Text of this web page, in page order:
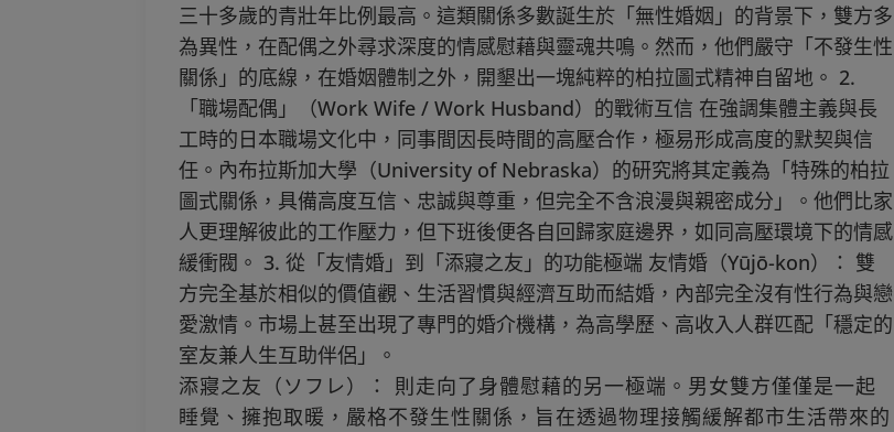
三十多歲的青壯年比例最高。這類關係多數誕生於「無性婚姻」的背景下，雙方多
為異性，在配偶之外尋求深度的情感慰藉與靈魂共鳴。然而，他們嚴守「不發生性
關係」的底線，在婚姻體制之外，開墾出一塊純粹的柏拉圖式精神自留地。 2.
「職場配偶」（Work Wife / Work Husband）的戰術互信 在強調集體主義與長
工時的日本職場文化中，同事間因長時間的高壓合作，極易形成高度的默契與信
任。內布拉斯加大學（University of Nebraska）的研究將其定義為「特殊的柏拉
圖式關係，具備高度互信、忠誠與尊重，但完全不含浪漫與親密成分」。他們比家
人更理解彼此的工作壓力，但下班後便各自回歸家庭邊界，如同高壓環境下的情感
緩衝閥。 3. 從「友情婚」到「添寢之友」的功能極端 友情婚（Yūjō-kon）： 雙
方完全基於相似的價值觀、生活習慣與經濟互助而結婚，內部完全沒有性行為與戀
愛激情。市場上甚至出現了專門的婚介機構，為高學歷、高收入人群匹配「穩定的
室友兼人生互助伴侶」。
添寢之友（ソフレ）： 則走向了身體慰藉的另一極端。男女雙方僅僅是一起
睡覺、擁抱取暖，嚴格不發生性關係，旨在透過物理接觸緩解都市生活帶來的